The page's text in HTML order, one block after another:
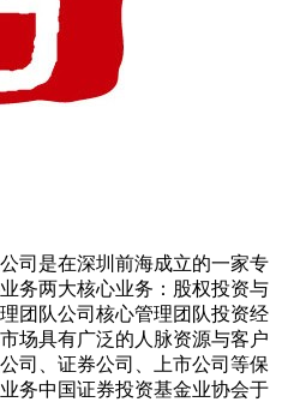
司是在深圳前海成立的一家专
务两大核心业务：股权投资与
团队公司核心管理团队投资经
场具有广泛的人脉资源与客户
司、证券公司、上市公司等保
务中国证券投资基金业协会于